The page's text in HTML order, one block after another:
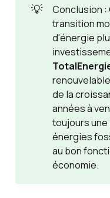
💡
Conclusion :
transition
d'énergie
de la
années à
toujours une
énergies
au bon
économie.